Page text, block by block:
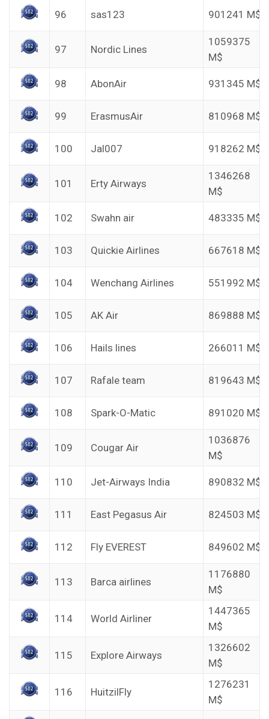
96 sas123 901241 M$
97 Nordic Lines
1059375
M$
98 AbonAir 931345 M$
99 ErasmusAir 810968 M$
100 Jal007 918262 M$
101 Erty Airways
1346268
M$
102 Swahn air 483335 M$
103 Quickie Airlines 667618 M$
104 Wenchang Airlines 551992 M$
105 AK Air 869888 M$
106 Hails lines 266011 M$
107 Rafale team 819643 M$
108 Spark-O-Matic 891020 M$
109 Cougar Air
1036876
M$
110 Jet-Airways India 890832 M$
111 East Pegasus Air 824503 M$
112 Fly EVEREST 849602 M$
113 Barca airlines
1176880
M$
114 World Airliner
1447365
M$
115 Explore Airways
1326602
M$
116 HuitzilFly
1276231
M$